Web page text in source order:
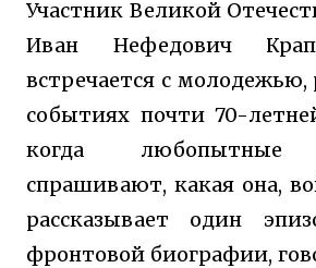
Участник Великой
Иван Нефедович
встречается с молодежью,
событиях почти 70-
когда любопытные
спрашивают, какая она,
рассказывает один
фронтовой биографии,